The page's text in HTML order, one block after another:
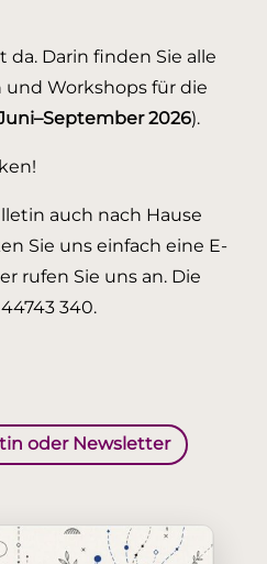
da. Darin finden Sie alle
und Workshops für die
2026).
auch nach Hause
Sie uns einfach eine E-
rufen Sie uns an. Die
340.
oder Newsletter